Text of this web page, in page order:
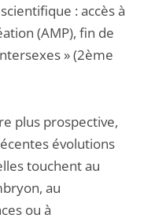
: accès à
(AMP), fin de
» (2ème
plus prospective,
évolutions
touchent au
au
ou à